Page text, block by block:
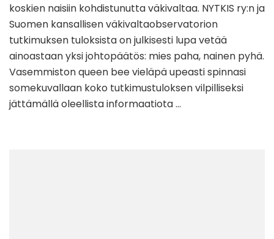
koskien naisiin kohdistunutta väkivaltaa. NYTKIS ry:n ja
Suomen kansallisen väkivaltaobservatorion
tutkimuksen tuloksista on julkisesti lupa vetää
ainoastaan yksi johtopäätös: mies paha, nainen pyhä.
Vasemmiston queen bee vieläpä upeasti spinnasi
somekuvallaan koko tutkimustuloksen vilpilliseksi
jättämällä oleellista informaatiota …